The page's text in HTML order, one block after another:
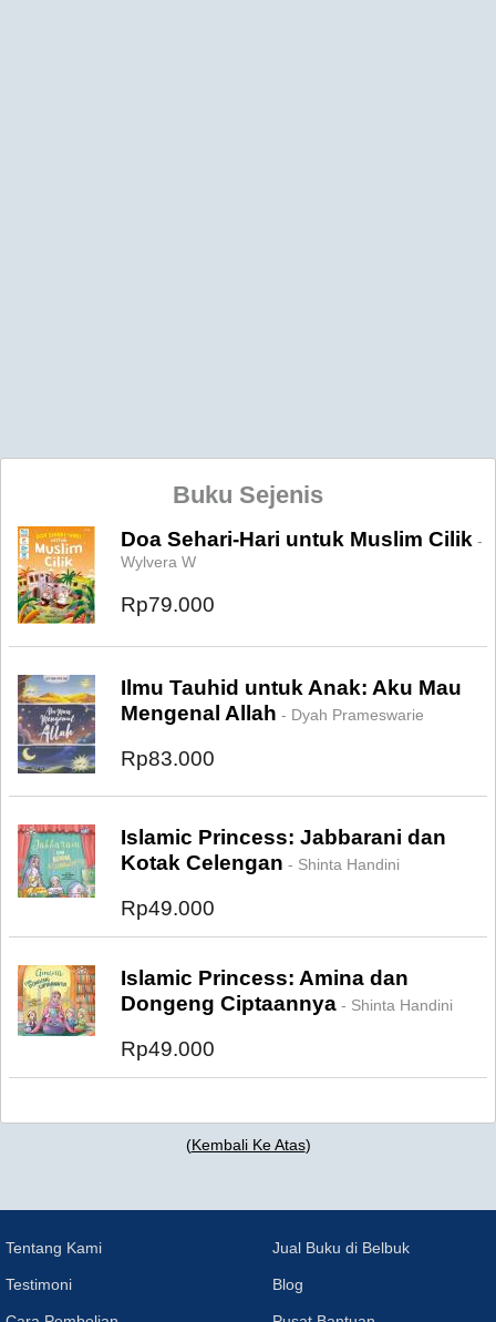
Buku Sejenis
Doa Sehari-Hari untuk Muslim Cilik -
Wylvera W
Rp79.000
Ilmu Tauhid untuk Anak: Aku Mau
Mengenal Allah - Dyah Prameswarie
Rp83.000
Islamic Princess: Jabbarani dan
Kotak Celengan - Shinta Handini
Rp49.000
Islamic Princess: Amina dan
Dongeng Ciptaannya - Shinta Handini
Rp49.000
(Kembali Ke Atas)
Tentang Kami
Testimoni
Jual Buku di Belbuk
Blog